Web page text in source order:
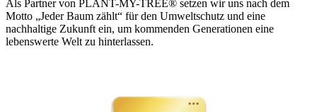
Als Partner von PLANT-MY-TREE® setzen wir uns nach dem
Motto „Jeder Baum zählt“ für den Umweltschutz und eine
nachhaltige Zukunft ein, um kommenden Generationen eine
lebenswerte Welt zu hinterlassen.